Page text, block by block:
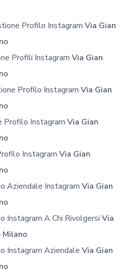
Profilo Instagram Via Gian
Profili Instagram Via Gian
Profilo Instagram Via Gian
Profilo Instagram Via Gian
Instagram Via Gian
Aziendale Instagram Via Gian
Instagram A Chi Rivolgersi Via
Milano
Instagram Aziendale Via Gian